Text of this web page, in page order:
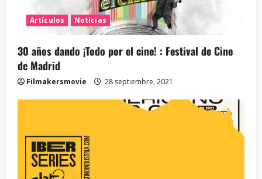
Artículos Noticias
30 años dando ¡Todo por el cine! : Festival de Cine
de Madrid
Filmakersmovie 28 septiembre, 2021